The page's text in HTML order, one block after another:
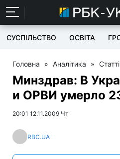
СУСПІЛЬСТВО ОСВІТА
Головна » Аналітика » Статті
Минздрав: В
и ОРВИ умерло
20:01 12.11.2009 Чт
RBC.UA